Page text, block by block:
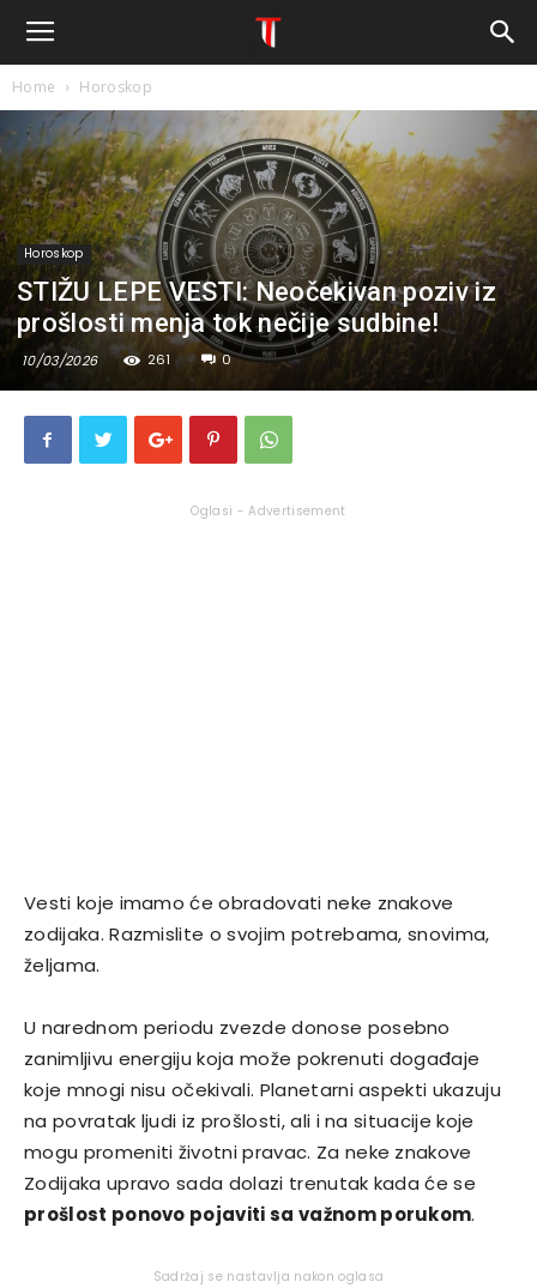
Home Horoskop
Horoskop
STIŽU LEPE VESTI: Neočekivan poziv iz
prošlosti menja tok nečije sudbine!
10/03/2026 261 0
Oglasi - Advertisement
Vesti koje imamo će obradovati neke znakove
zodijaka. Razmislite o svojim potrebama, snovima,
željama.
U narednom periodu zvezde donose posebno
zanimljivu energiju koja može pokrenuti događaje
koje mnogi nisu očekivali. Planetarni aspekti ukazuju
na povratak ljudi iz prošlosti, ali i na situacije koje
mogu promeniti životni pravac. Za neke znakove
Zodijaka upravo sada dolazi trenutak kada će se
prošlost ponovo pojaviti sa važnom porukom.
Sadržaj se nastavlja nakon oglasa